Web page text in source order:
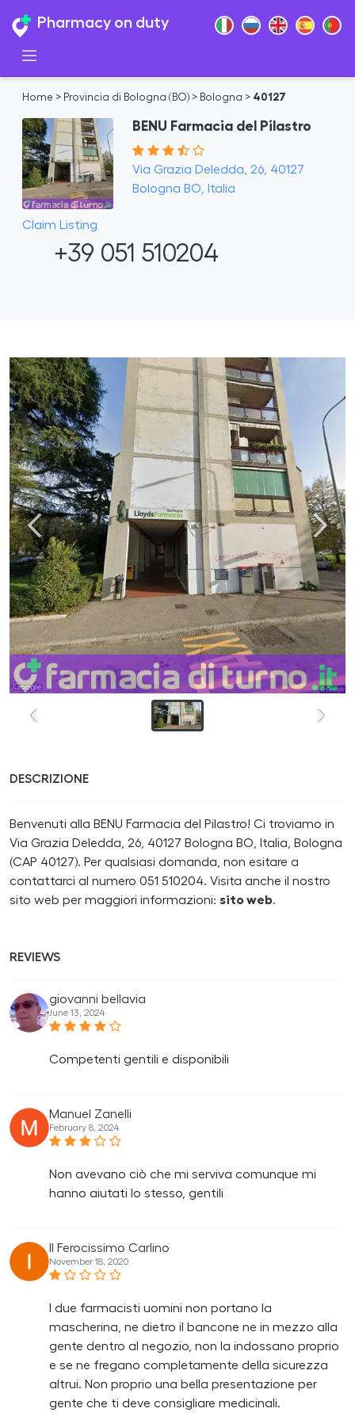
Pharmacy on duty
Home > Provincia di Bologna (BO) > Bologna > 40127
BENU Farmacia del Pilastro
Via Grazia Deledda, 26, 40127
Bologna BO, Italia
Claim Listing
+39 051 510204
DESCRIZIONE
Benvenuti alla BENU Farmacia del Pilastro! Ci troviamo in
Via Grazia Deledda, 26, 40127 Bologna BO, Italia, Bologna
(CAP 40127). Per qualsiasi domanda, non esitare a
contattarci al numero 051 510204. Visita anche il nostro
sito web per maggiori informazioni: sito web.
REVIEWS
giovanni bellavia
June 13, 2024
Competenti gentili e disponibili
Manuel Zanelli
February 8, 2024
Non avevano ciò che mi serviva comunque mi
hanno aiutati lo stesso, gentili
Il Ferocissimo Carlino
November 18, 2020
I due farmacisti uomini non portano la
mascherina, ne dietro il bancone ne in mezzo alla
gente dentro al negozio, non la indossano proprio
e se ne fregano completamente della sicurezza
altrui. Non proprio una bella presentazione per
gente che ti deve consigliare medicinali.